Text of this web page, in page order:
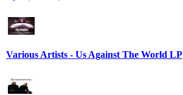
Various Artists - Us Against The World LP